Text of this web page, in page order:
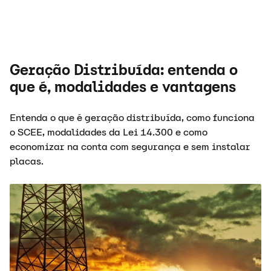
Geração Distribuída: entenda o
que é, modalidades e vantagens
Entenda o que é geração distribuída, como funciona
o SCEE, modalidades da Lei 14.300 e como
economizar na conta com segurança e sem instalar
placas.